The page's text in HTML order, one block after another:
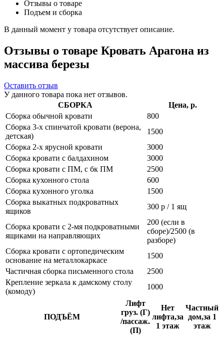
Отзывы о товаре
Подъем и сборка
В данный момент у товара отсутствует описание.
Отзывы о товаре Кровать Арагона из
массива березы
Оставить отзыв
У данного товара пока нет отзывов.
СБОРКА
Цена, р.
Сборка обычной кровати
800
Сборка 3-х спинчатой кровати (верона,
детская)
1500
Сборка 2-х ярусной кровати
3000
Сборка кровати с балдахином
3000
Сборка кровати с ПМ, с бк ПМ
2500
Сборка кухонного стола
600
Сборка кухонного уголка
1500
Сборка выкатных подкроватных
ящиков
300 р / 1 ящ
Сборка кровати с 2-мя подкроватными
ящиками на направляющих
200 (если в
сборе)/2500 (в
разборе)
Сборка кровати с ортопедическим
основание на металлокаркасе
1500
Частичная сборка письменного стола
2500
Крепление зеркала к дамскому столу
(комоду)
1000
ПОДЪЁМ
Лифт
груз. (Г)
/пассаж.
(П)
Нет
лифта,за
1 этаж
Частный
дом,за 1
этаж